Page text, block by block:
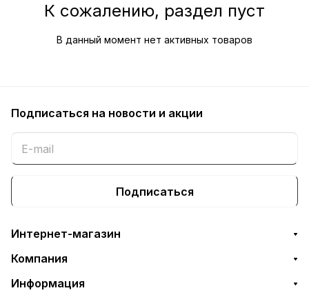
К сожалению, раздел пуст
В данный момент нет активных товаров
Подписаться на новости и акции
Подписаться
Интернет-магазин
Компания
Информация